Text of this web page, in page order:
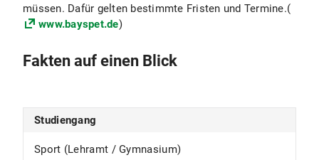
müssen. Dafür gelten bestimmte Fristen und Termine.(
www.bayspet.de)
Fakten auf einen Blick
Studiengang
Sport (Lehramt / Gymnasium)